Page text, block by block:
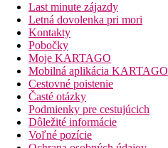
Last minute zájazdy
Letná dovolenka pri mori
Kontakty
Pobočky
Moje KARTAGO
Mobilná aplikácia KARTAGO
Cestovné poistenie
Časté otázky
Podmienky pre cestujúcich
Dôležité informácie
Voľné pozície